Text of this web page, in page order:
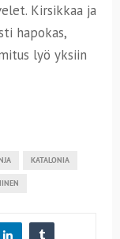
Kirsikkaa ja
hapokas,
lyö yksiin
KATALONIA